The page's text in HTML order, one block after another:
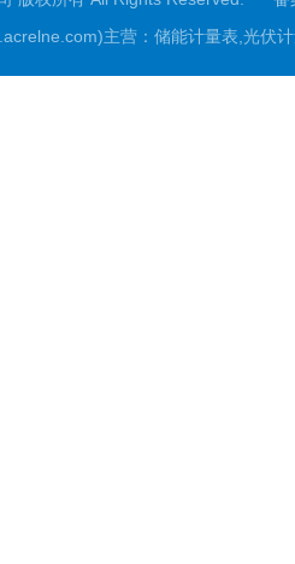
主营：储能计量表,光伏